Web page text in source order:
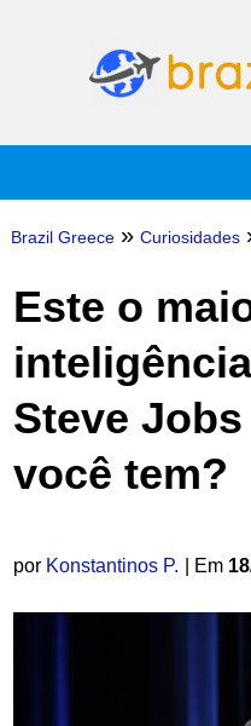
Brazil Greece » Curiosidades
Este o
Steve
você tem?
por Konstantinos P. | Em